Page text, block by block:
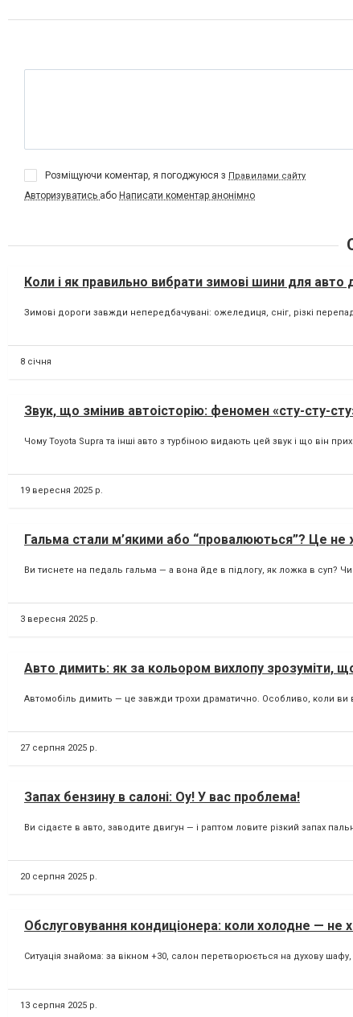
Розміщуючи коментар, я погоджуюся з Правилами сайту
Авторизуватись або Написати коментар анонімно
Коли і як правильно вибрати зимові шини для
Зимові дороги завжди непередбачувані: ожеледиця, сніг, різкі
8 січня
Звук, що змінив автоісторію: феномен «сту-сту-
Чому Toyota Supra та інші авто з турбіною видають цей звук і що він
19 вересня 2025 р.
Гальма стали м’якими або “провалюються”? Це
Ви тиснете на педаль гальма — а вона йде в підлогу, як ложка в суп?
3 вересня 2025 р.
Авто димить: як за кольором вихлопу зрозуміти,
Автомобіль димить — це завжди трохи драматично. Особливо, коли ви
27 серпня 2025 р.
Запах бензину в салоні: Оу! У вас проблема!
Ви сідаєте в авто, заводите двигун — і раптом ловите різкий запах
20 серпня 2025 р.
Обслуговування кондиціонера: коли холодне — не
Ситуація знайома: за вікном +30, салон перетворюється на духову
13 серпня 2025 р.